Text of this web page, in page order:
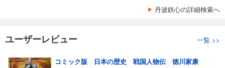
丹波鉄心の詳細検索へ
ユーザーレビュー 一覧 >>
コミック版 日本の歴史 戦国人物伝 徳川家康